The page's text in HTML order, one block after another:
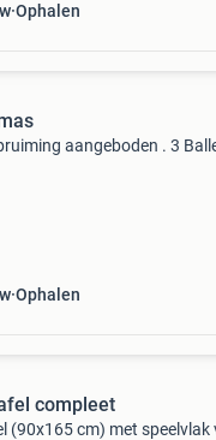
Ophalen
aangeboden . 3
Ophalen
compleet
(90x165 cm) met speelvlak